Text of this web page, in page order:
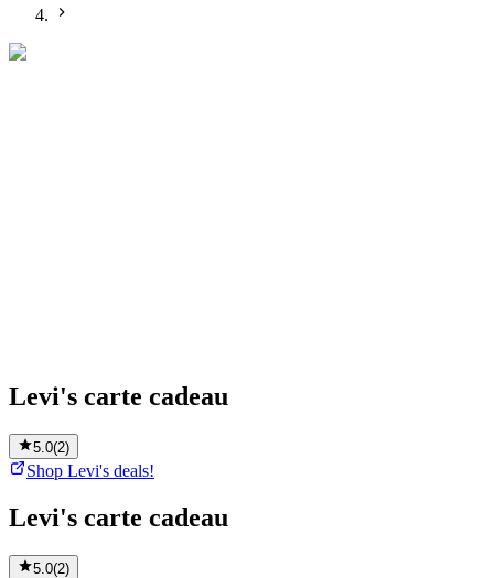
Levi's carte cadeau
5.0(2)
Shop Levi's deals!
Levi's carte cadeau
5.0(2)